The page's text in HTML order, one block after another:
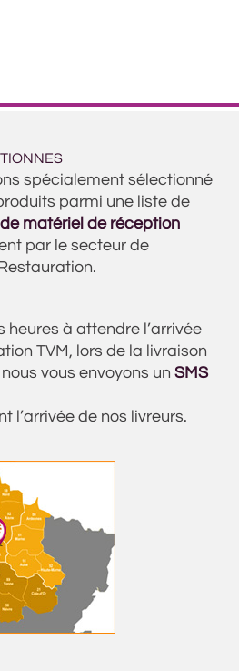
spécialement sélectionné
parmi une liste de
matériel de réception
par le secteur de
heures à attendre l’arrivée
TVM, lors de la livraison
vous envoyons un SMS
l’arrivée de nos livreurs.